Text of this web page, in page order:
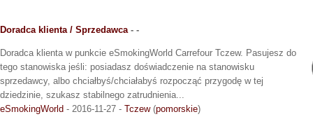
Doradca klienta / Sprzedawca- -
Doradca klienta w punkcie eSmokingWorld Carrefour Tczew. Pasujesz do
tego stanowiska jeśli: posiadasz doświadczenie na stanowisku
sprzedawcy, albo chciałbyś/chciałabyś rozpocząć przygodę w tej
dziedzinie, szukasz stabilnego zatrudnienia...
eSmokingWorld - 2016-11-27 - Tczew(pomorskie)